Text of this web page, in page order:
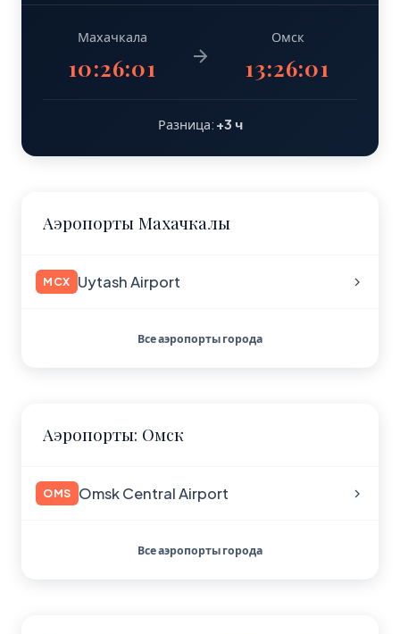
Махачкала
10:26:02
Омск
13:26:02
Разница: +3 ч
Аэропорты Махачкалы
MCX Uytash Airport
Все аэропорты города
Аэропорты: Омск
OMS Omsk Central Airport
Все аэропорты города